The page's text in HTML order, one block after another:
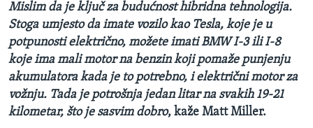
Mislim da je ključ za budućnost hibridna tehnologija.
Stoga umjesto da imate vozilo kao Tesla, koje je u
potpunosti električno, možete imati BMW I-3 ili I-8
koje ima mali motor na benzin koji pomaže punjenju
akumulatora kada je to potrebno, i električni motor za
vožnju. Tada je potrošnja jedan litar na svakih 19-21
kilometar, što je sasvim dobro, kaže Matt Miller.